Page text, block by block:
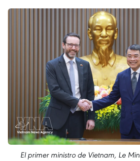
El primer ministro de Vietnam, Le